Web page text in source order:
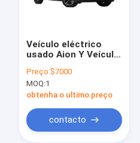
Veículo eléctrico
usado Aion Y Veículo
energia nova Veículo
esportivo adulto
Preço:$7000
MOQ:1
obtenha o ultimo preço
contacto